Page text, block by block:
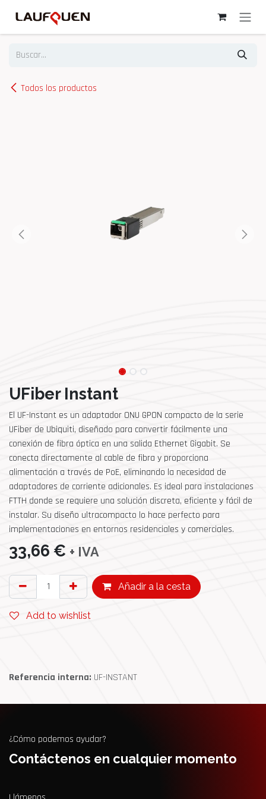
Todos los productos
UFiber Instant
El UF-Instant es un adaptador ONU GPON compacto de la serie
UFiber de Ubiquiti, diseñado para convertir fácilmente una
conexión de fibra óptica en una salida Ethernet Gigabit. Se
conecta directamente al cable de fibra y proporciona
alimentación a través de PoE, eliminando la necesidad de
adaptadores de corriente adicionales. Es ideal para instalaciones
FTTH donde se requiere una solución discreta, eficiente y fácil de
instalar. Su diseño ultracompacto lo hace perfecto para
implementaciones en entornos residenciales y comerciales.
33,66 € + IVA
Añadir a la cesta
Add to wishlist
Referencia interna: UF-INSTANT
¿Cómo podemos ayudar?
Contáctenos en cualquier momento